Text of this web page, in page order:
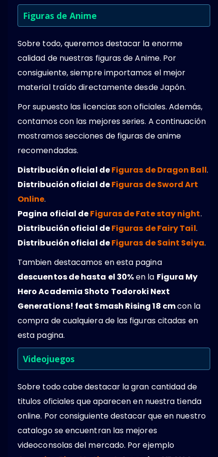
Figuras de Anime
Sobre todo, queremos destacar la enorme
calidad de nuestras figuras de Anime. Por
consiguiente, siempre importamos el mejor
material traído directamente desde Japón.
Por supuesto las licencias son oficiales. Además,
contamos con las mejores series. A continuación
mostramos secciones de figuras de anime
recomendadas.
Distribución oficial deFiguras de Dragon Ball.
Distribución oficial deFiguras de Sword Art
Online.
Pagina oficial deFiguras de Fate stay night.
Distribución oficial deFiguras de Fairy Tail.
Distribución oficial deFiguras de Saint Seiya.
Tambien destacamos en esta pagina
descuentos de hasta el 30%en la Figura My
Hero Academia Shoto Todoroki Next
Generations! feat Smash Rising 18 cmcon la
compra de cualquiera de las figuras citadas en
esta pagina.
Videojuegos
Sobre todo cabe destacar la gran cantidad de
titulos oficiales que aparecen en nuestra tienda
online. Por consiguiente destacar que en nuestro
catalogo se encuentran las mejores
videoconsolas del mercado. Por ejemplo